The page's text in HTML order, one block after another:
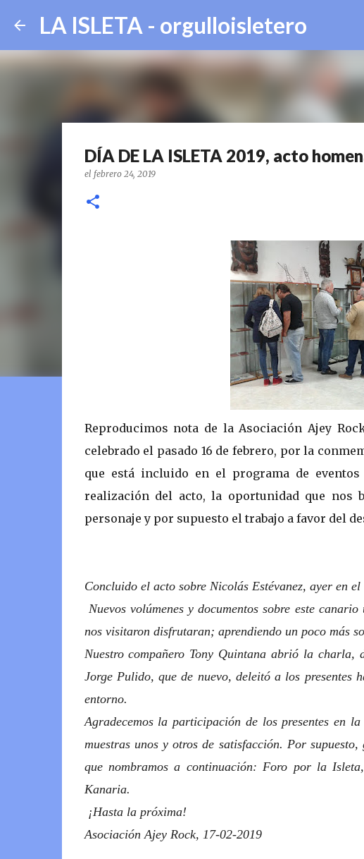
LA ISLETA - orgulloisletero
DÍA DE LA ISLETA 2019, acto
el febrero 24, 2019
Reproducimos nota de la Asociación Ajey
celebrado el pasado 16 de febrero, por la
que está incluido en el programa de eventos
realización del acto, la oportunidad que
personaje y por supuesto el trabajo a favor del
Concluido el acto sobre Nicolás Estévanez, ayer en
Nuevos volúmenes y documentos sobre este
nos visitaron disfrutaran; aprendiendo un poco más
Nuestro compañero Tony Quintana abrió la charla,
Jorge Pulido, que de nuevo, deleitó a los
entorno.
Agradecemos la participación de los presentes en
muestras unos y otros de satisfacción. Por
que nombramos a continuación: Foro por la
Kanaria.
¡Hasta la próxima!
Asociación Ajey Rock, 17-02-2019